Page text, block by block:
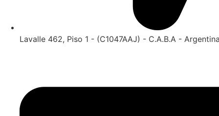
Lavalle 462, Piso 1 - (C1047AAJ) - C.A.B.A -